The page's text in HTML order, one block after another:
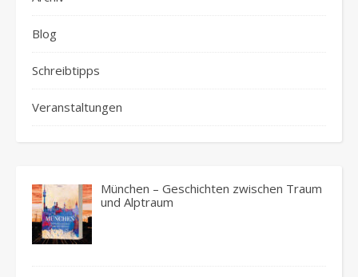
Blog
Schreibtipps
Veranstaltungen
München – Geschichten zwischen Traum
und Alptraum